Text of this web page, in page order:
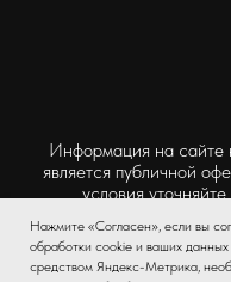
Информация на сайте
является публичной
условия
Нажмите «Согласен», если вы
обработки cookie и ваших
средством Яндекс-Метрика,